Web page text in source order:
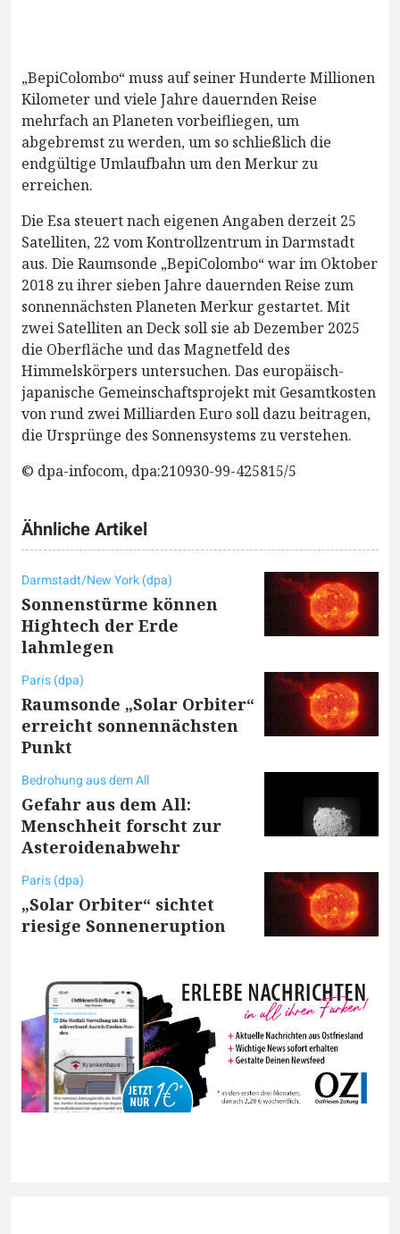
„BepiColombo“ muss auf seiner Hunderte Millionen
Kilometer und viele Jahre dauernden Reise
mehrfach an Planeten vorbeifliegen, um
abgebremst zu werden, um so schließlich die
endgültige Umlaufbahn um den Merkur zu
erreichen.
Die Esa steuert nach eigenen Angaben derzeit 25
Satelliten, 22 vom Kontrollzentrum in Darmstadt
aus. Die Raumsonde „BepiColombo“ war im Oktober
2018 zu ihrer sieben Jahre dauernden Reise zum
sonnennächsten Planeten Merkur gestartet. Mit
zwei Satelliten an Deck soll sie ab Dezember 2025
die Oberfläche und das Magnetfeld des
Himmelskörpers untersuchen. Das europäisch-
japanische Gemeinschaftsprojekt mit Gesamtkosten
von rund zwei Milliarden Euro soll dazu beitragen,
die Ursprünge des Sonnensystems zu verstehen.
© dpa-infocom, dpa:210930-99-425815/5
Ähnliche Artikel
Darmstadt/New York (dpa)
Sonnenstürme können
Hightech der Erde
lahmlegen
Paris (dpa)
Raumsonde „Solar Orbiter“
erreicht sonnennächsten
Punkt
Bedrohung aus dem All
Gefahr aus dem All:
Menschheit forscht zur
Asteroidenabwehr
Paris (dpa)
„Solar Orbiter“ sichtet
riesige Sonneneruption